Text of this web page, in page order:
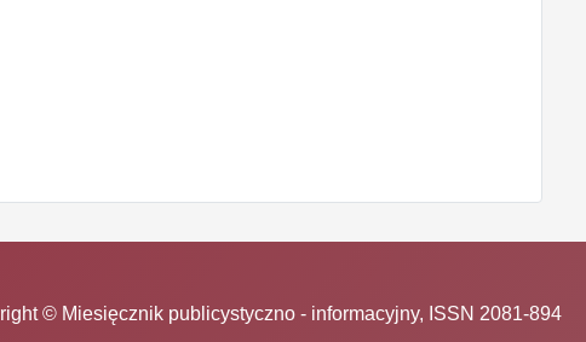
© Miesięcznik publicystyczno - informacyjny, ISSN 2081-894